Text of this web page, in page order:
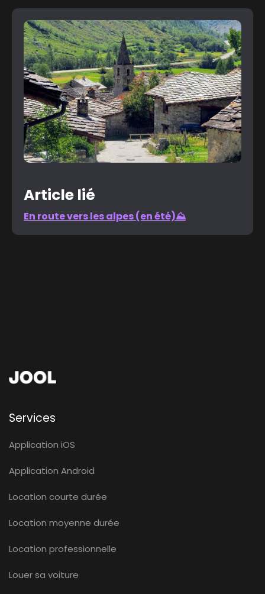
Article lié
En route vers les alpes (en été)⛰️
Services
Application iOS
Application Android
Location courte durée
Location moyenne durée
Location professionnelle
Louer sa voiture